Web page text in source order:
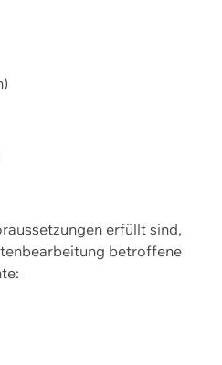
erfüllt sind,
betroffene